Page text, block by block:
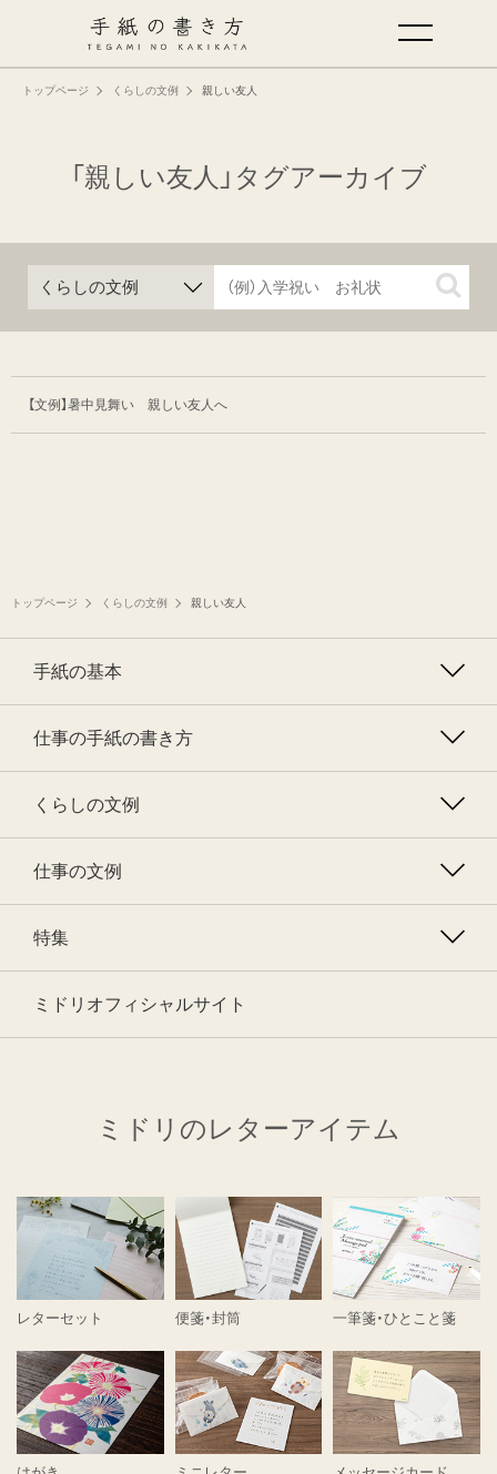
トップページ くらしの文例 親しい友人
「親しい友人」タグアーカイブ
【文例】暑中見舞い 親しい友人へ
トップページ くらしの文例 親しい友人
手紙の基本
仕事の手紙の書き方
くらしの文例
仕事の文例
特集
ミドリオフィシャルサイト
ミドリのレターアイテム
レターセット 便箋・封筒 一筆箋・ひとこと箋
手紙の基本
仕事の手紙の書き方
特集
ミドリオフィシャルサイト